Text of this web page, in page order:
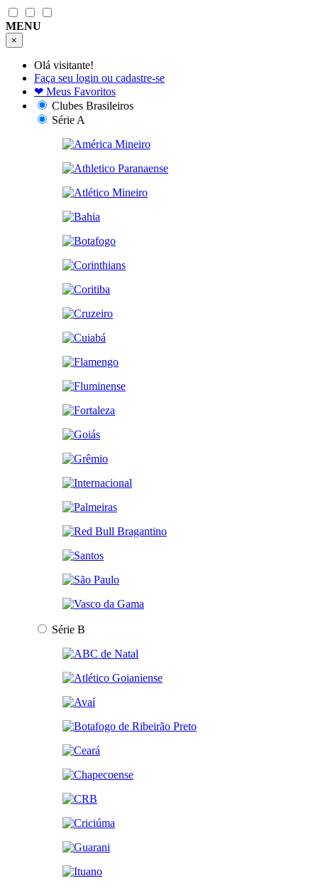
MENU
×
Olá visitante!
Faça seu login ou cadastre-se
❤ Meus Favoritos
Clubes Brasileiros
Série A
Série B